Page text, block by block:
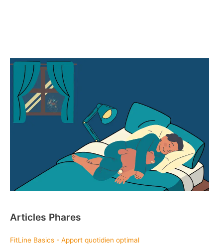
Articles Phares
FitLine Basics - Apport quotidien optimal